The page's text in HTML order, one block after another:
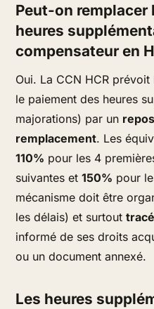
Peut-on remplacer
heures
compensateur en
Oui. La CCN HCR
le paiement des heures
majorations) par un
remplacement. Les
110% pour les 4
suivantes et150% pour
mécanisme doit être
les délais) et surtouttracé
informé de ses droits
ou un document annexé.
Les heures